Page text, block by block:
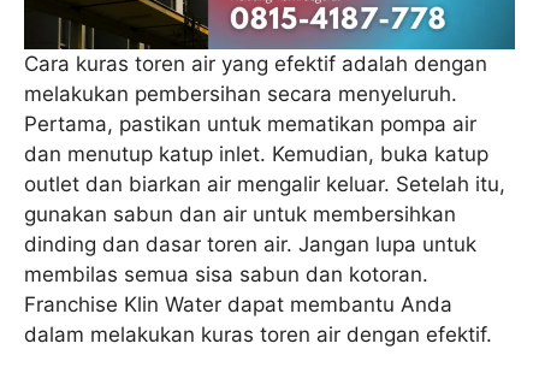
Cara kuras toren air yang efektif adalah dengan
melakukan pembersihan secara menyeluruh.
Pertama, pastikan untuk mematikan pompa air
dan menutup katup inlet. Kemudian, buka katup
outlet dan biarkan air mengalir keluar. Setelah itu,
gunakan sabun dan air untuk membersihkan
dinding dan dasar toren air. Jangan lupa untuk
membilas semua sisa sabun dan kotoran.
Franchise Klin Water dapat membantu Anda
dalam melakukan kuras toren air dengan efektif.